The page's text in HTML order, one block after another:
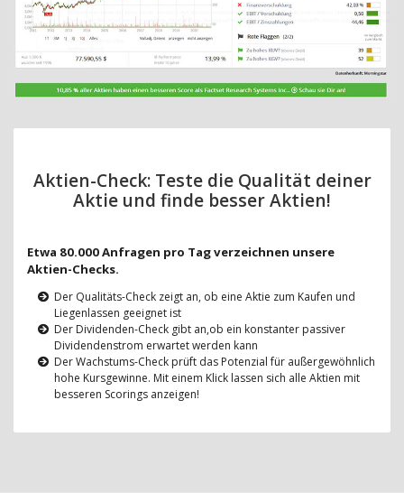
Aktien-Check: Teste die Qualität deiner
Aktie und finde besser Aktien!
Etwa 80.000 Anfragen pro Tag verzeichnen unsere
Aktien-Checks.
Der Qualitäts-Check zeigt an, ob eine Aktie zum Kaufen und
Liegenlassen geeignet ist
Der Dividenden-Check gibt an,ob ein konstanter passiver
Dividendenstrom erwartet werden kann
Der Wachstums-Check prüft das Potenzial für außergewöhnlich
hohe Kursgewinne. Mit einem Klick lassen sich alle Aktien mit
besseren Scorings anzeigen!